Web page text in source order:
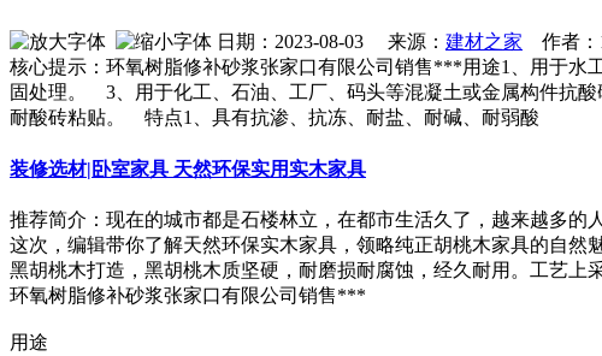
日期：2023-08-03 来源： 建材之家 作者：
核心提示：环氧树脂修补砂浆张家口有限公司销售***用途1、用于
固处理。 3、用于化工、石油、工厂、码头等混凝土或金属构件抗
耐酸砖粘贴。 特点1、具有抗渗、抗冻、耐盐、耐碱、耐弱酸
装修选材|卧室家具 天然环保实用实木家具
推荐简介：现在的城市都是石楼林立，在都市生活久了，越来越多的
这次，编辑带你了解天然环保实木家具，领略纯正胡桃木家具的自
黑胡桃木打造，黑胡桃木质坚硬，耐磨损耐腐蚀，经久耐用。工艺上
环氧树脂修补砂浆张家口有限公司销售***
用途